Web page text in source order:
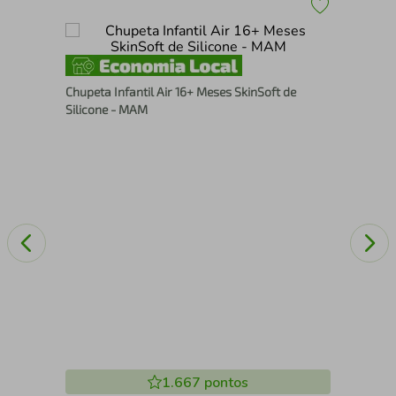
Chupeta Infantil Air 16+ Meses SkinSoft de
Silicone - MAM
1.667 pontos